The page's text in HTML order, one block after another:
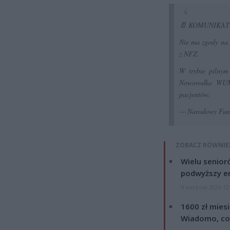
📄
Nie ma zgody
z NFZ.
W trybie
Noworodka
pacjentów.
— Narodowy
ZOBACZ
Wielu
podwyższy
1600 zł
Wiadomo,